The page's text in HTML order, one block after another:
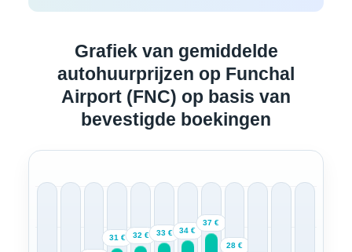
Grafiek van gemiddelde
autohuurprijzen op Funchal
Airport (FNC) op basis van
bevestigde boekingen
31 € 32 € 33 € 34 €
37 €
28 €